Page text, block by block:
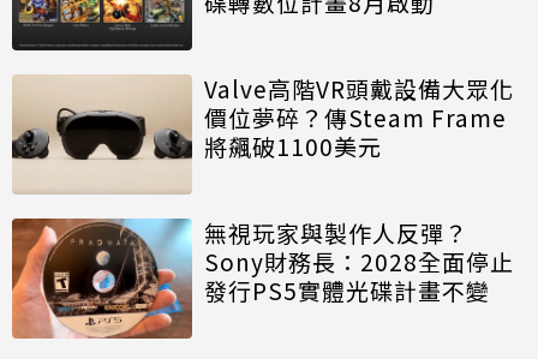
Valve高階VR頭戴設備大眾化
價位夢碎？傳Steam Frame
將飆破1100美元
無視玩家與製作人反彈？
Sony財務長：2028全面停止
發行PS5實體光碟計畫不變